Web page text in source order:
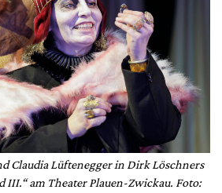
Claudia Lüftenegger in Dirk Löschners
III.“ am Theater Plauen-Zwickau. Foto: